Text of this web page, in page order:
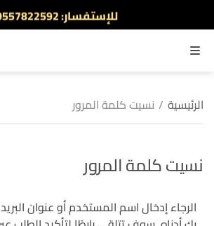
للإستفسار: 0557822592
القائمة
الرئيسية / نسيت كلمة المرور
نسيت كلمة المرور
الرجاء إدخال اسم المستخدم أو عنوان